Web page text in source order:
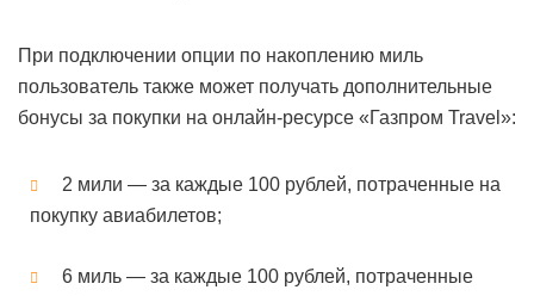
При подключении опции по накоплению миль
пользователь также может получать дополнительные
бонусы за покупки на онлайн-ресурсе «Газпром Travel»:
2 мили — за каждые 100 рублей, потраченные на
покупку авиабилетов;
6 миль — за каждые 100 рублей, потраченные